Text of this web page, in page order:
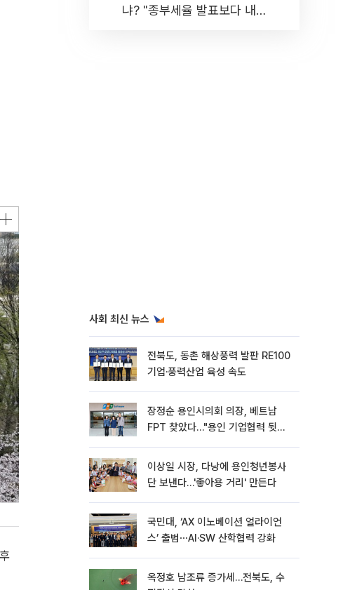
냐? "종부세율 발표보다 내릴
사회 최신 뉴스
전북도, 동촌 해상풍력 발판 RE100
기업·풍력산업 육성 속도
장정순 용인시의회 의장, 베트남
FPT 찾았다…"용인 기업협력 뒷받
이상일 시장, 다낭에 용인청년봉사
단 보낸다…'좋아용 거리' 만든다
국민대, ‘AX 이노베이션 얼라이언
스’ 출범⋯AI·SW 산학협력 강화
옥정호 남조류 증가세…전북도, 수